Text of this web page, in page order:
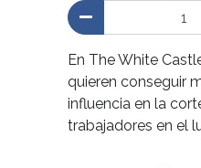
En The White
quieren conseguir
influencia en la
trabajadores en el